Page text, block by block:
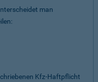
man
Kfz-Haftpflicht